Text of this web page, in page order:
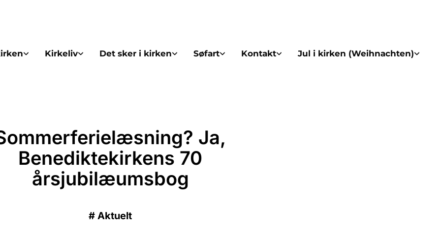
Kirkeliv Det sker i kirken Søfart Kontakt Jul i kirken (Weihnachten)
Ja,
Benediktekirkens 70
årsjubilæumsbog
# Aktuelt